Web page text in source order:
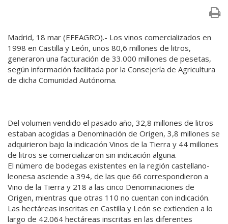
Madrid, 18 mar (EFEAGRO).- Los vinos comercializados en
1998 en Castilla y León, unos 80,6 millones de litros,
generaron una facturación de 33.000 millones de pesetas,
según información facilitada por la Consejería de Agricultura
de dicha Comunidad Autónoma.
Del volumen vendido el pasado año, 32,8 millones de litros
estaban acogidas a Denominación de Origen, 3,8 millones se
adquirieron bajo la indicación Vinos de la Tierra y 44 millones
de litros se comercializaron sin indicación alguna.
El número de bodegas existentes en la región castellano-
leonesa asciende a 394, de las que 66 correspondieron a
Vino de la Tierra y 218 a las cinco Denominaciones de
Origen, mientras que otras 110 no cuentan con indicación.
Las hectáreas inscritas en Castilla y León se extienden a lo
largo de 42.064 hectáreas inscritas en las diferentes